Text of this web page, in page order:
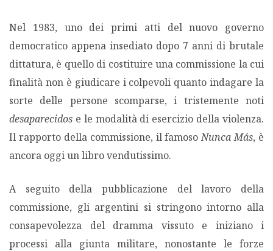
Nel 1983, uno dei primi atti del nuovo governo
democratico appena insediato dopo 7 anni di brutale
dittatura, è quello di costituire una commissione la cui
finalità non è giudicare i colpevoli quanto indagare la
sorte delle persone scomparse, i tristemente noti
desaparecidos e le modalità di esercizio della violenza.
Il rapporto della commissione, il famosoNunca Más, è
ancora oggi un libro vendutissimo.
A seguito della pubblicazione del lavoro della
commissione, gli argentini si stringono intorno alla
consapevolezza del dramma vissuto e iniziano i
processi alla giunta militare, nonostante le forze